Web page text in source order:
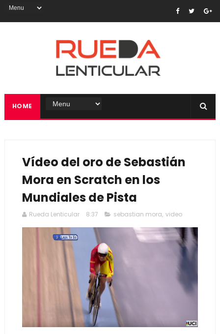
HOME
Vídeo del oro de Sebastián
Mora en Scratch en los
Mundiales de Pista
Rueda Lenticular 8:37 sebastian mora, video